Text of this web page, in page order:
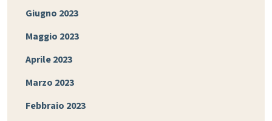
Giugno 2023
Maggio 2023
Aprile 2023
Marzo 2023
Febbraio 2023